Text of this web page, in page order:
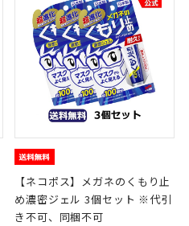
【ネコポス】メガネのくもり止
め濃密ジェル 3個セット ※代引
き不可、同梱不可